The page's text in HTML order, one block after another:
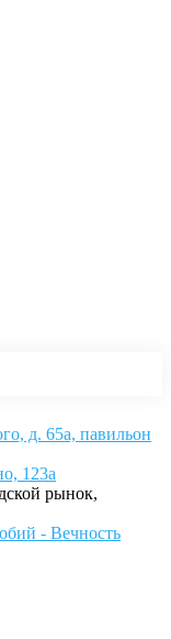
д. 65а, павильон
123а
рынок,